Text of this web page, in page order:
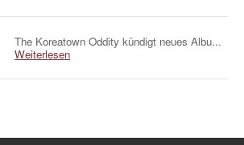
The Koreatown Oddity kündigt neues Albu...
Weiterlesen